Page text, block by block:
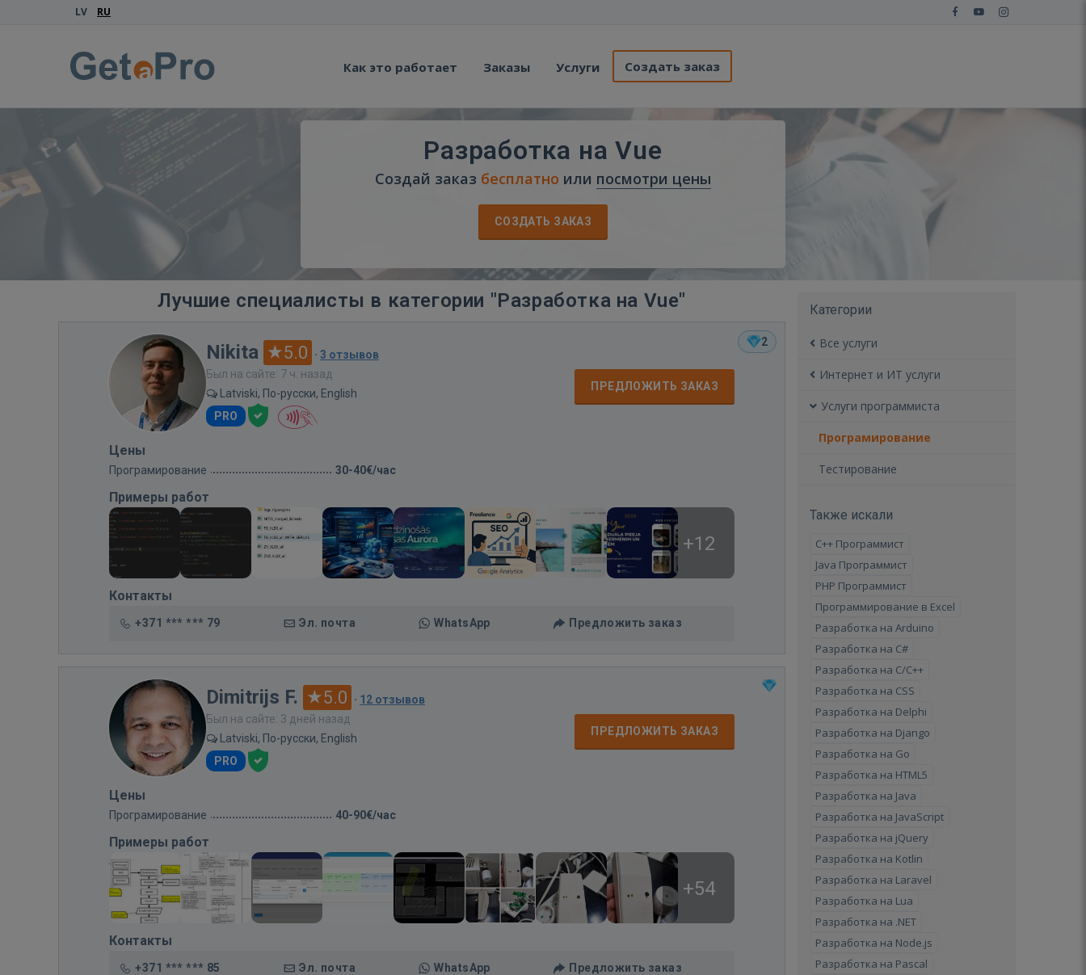
LV RU
Как это работает Заказы Услуги Создать заказ
Разработка на Vue
Создай заказ бесплатно или посмотри цены
СОЗДАТЬ ЗАКАЗ
Лучшие специалисты в категории "Разработка на Vue"
2
Nikita 5.0 · 3 отзывов
Был на сайте: 7 ч. назад
Latviski, По-русски, English
PRO
ПРЕДЛОЖИТЬ ЗАКАЗ
Цены
Програмирование 30-40€/час
Примеры работ
+12
Контакты
+371 *** *** 79 Эл. почта WhatsApp Предложить заказ
Dimitrijs F. 5.0 · 12 отзывов
Был на сайте: 3 дней назад
Latviski, По-русски, English
PRO
ПРЕДЛОЖИТЬ ЗАКАЗ
Цены
Програмирование 40-90€/час
Примеры работ
+54
Контакты
+371 *** *** 85 Эл. почта WhatsApp Предложить заказ
Категории
Все услуги
Интернет и ИТ услуги
Услуги программиста
Програмирование
Тестирование
Также искали
C++ Программист
Java Программист
PHP Программист
Программирование в Excel
Разработка на Arduino
Разработка на C#
Разработка на C/C++
Разработка на CSS
Разработка на Delphi
Разработка на Django
Разработка на Go
Разработка на HTML5
Разработка на Java
Разработка на JavaScript
Разработка на jQuery
Разработка на Kotlin
Разработка на Laravel
Разработка на Lua
Разработка на .NET
Разработка на Node.js
Разработка на Pascal